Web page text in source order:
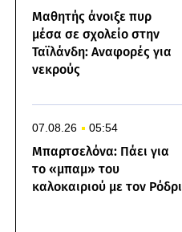
Μαθητής άνοιξε πυρ
μέσα σε σχολείο στην
Ταϊλάνδη: Αναφορές για
νεκρούς
07.08.26 05:54
Μπαρτσελόνα: Πάει για
το «μπαμ» του
καλοκαιριού με τον Ρόδρι